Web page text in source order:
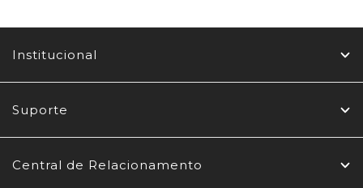
Institucional
Suporte
Central de Relacionamento